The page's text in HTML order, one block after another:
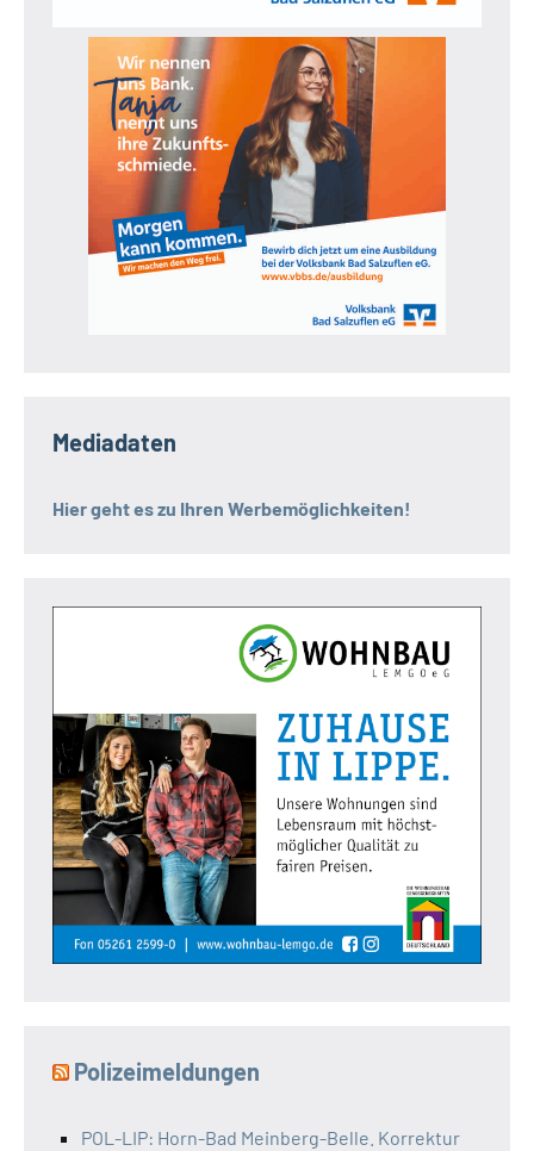
Mediadaten
Hier geht es zu Ihren Werbemöglichkeiten!
Polizeimeldungen
POL-LIP: Horn-Bad Meinberg-Belle. Korrektur